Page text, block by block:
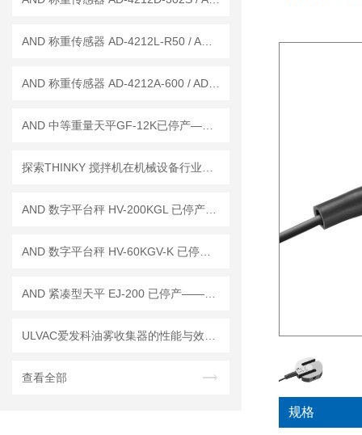
查看全部
规格